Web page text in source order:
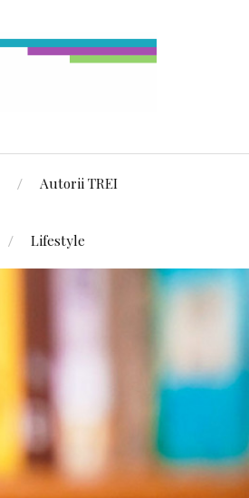
Autorii TREI
Lifestyle